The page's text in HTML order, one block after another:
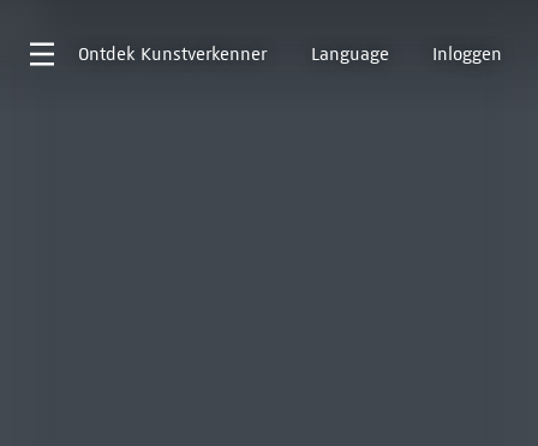
Ontdek Kunstverkenner Language Inloggen